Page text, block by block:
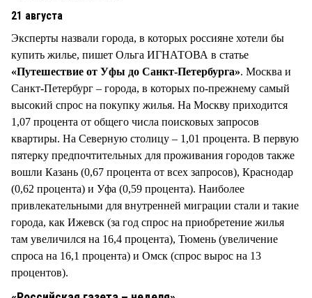
21 августа
Эксперты назвали города, в которых россияне хотели бы
купить жилье, пишет Ольга ИГНАТОВА в статье
«Путешествие от Уфы до Санкт-Петербурга». Москва и
Санкт-Петербург – города, в которых по-прежнему самый
высокий спрос на покупку жилья. На Москву приходится
1,07 процента от общего числа поисковых запросов
квартиры. На Северную столицу – 1,01 процента. В первую
пятерку предпочтительных для проживания городов также
вошли Казань (0,67 процента от всех запросов), Краснодар
(0,62 процента) и Уфа (0,59 процента). Наиболее
привлекательными для внутренней миграции стали и такие
города, как Ижевск (за год спрос на приобретение жилья
там увеличился на 16,4 процента), Тюмень (увеличение
спроса на 16,1 процента) и Омск (спрос вырос на 13
процентов).